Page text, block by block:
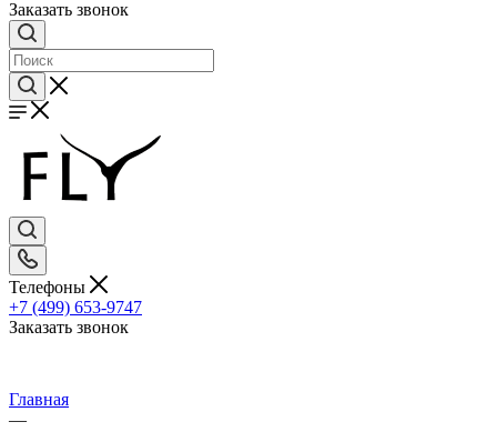
Заказать звонок
Телефоны
+7 (499) 653-9747
Заказать звонок
Главная
—